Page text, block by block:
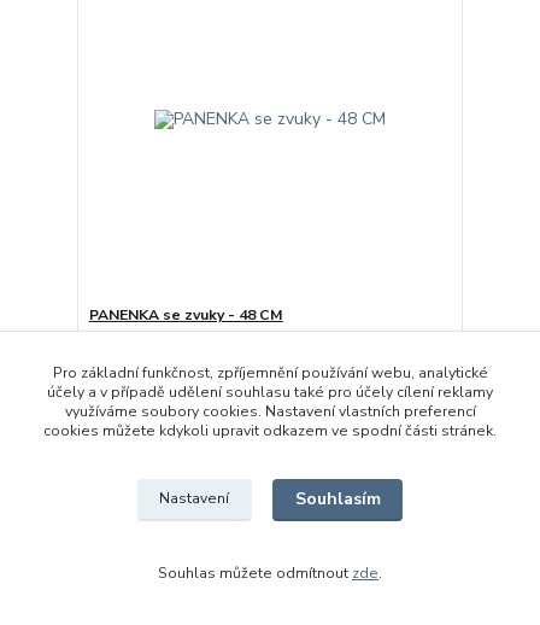
PANENKA se zvuky - 48 CM
619 Kčbez DPH Skladem 2 ks
Přidat do košíku
Pro základní funkčnost, zpříjemnění používání webu, analytické
účely a v případě udělení souhlasu také pro účely cílení reklamy
využíváme soubory cookies. Nastavení vlastních preferencí
cookies můžete kdykoli upravit odkazem ve spodní části stránek.
Nastavení Souhlasím
Souhlas můžete odmítnout zde.